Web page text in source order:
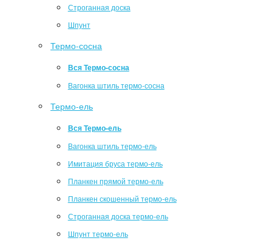
Строганная доска
Шпунт
Термо-сосна
Вся Термо-сосна
Вагонка штиль термо-сосна
Термо-ель
Вся Термо-ель
Вагонка штиль термо-ель
Имитация бруса термо-ель
Планкен прямой термо-ель
Планкен скошенный термо-ель
Строганная доска термо-ель
Шпунт термо-ель